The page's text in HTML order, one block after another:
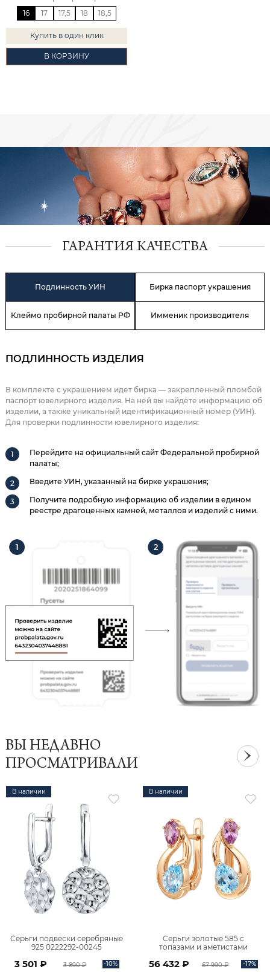
16
17 17,5 18 18,5
Купить в один клик
В КОРЗИНУ
ГАРАНТИЯ КАЧЕСТВА
Подлинность УИН Бирка паспорт украшения
Клеймо пробирной палаты РФ Имменик производителя
ПОДЛИННОСТЬ ИЗДЕЛИЯ
В комплекте с украшением идет бирка — закрепленный пломбой
паспорт ювелирного изделия. На ней вы найдете информацию об
изделии, а также уникальный идентификационный номер (УИН).
Для проверки подлинности ювелирного изделия:
Перейдите на официальный сайт Федеральной пробирной
палаты;
Введите УИН, указанный на бирке украшения;
Получите подробную информацию об изделии в едином
реестре драгоценных камней, металлов и изделий с ними.
ВЫ НЕДАВНО
ПРОСМАТРИВАЛИ
В наличии
Серьги подвески серебряные
925 0222292-00245
3 501 ₽ 3 890 ₽ -10%
В наличии
Серьги золотые 585 с
топазами и аметистами
56 432 ₽ 67 990 ₽ -17%